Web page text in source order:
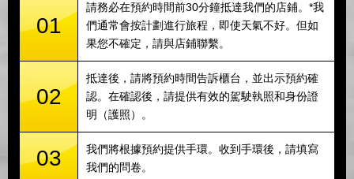
01
請務必在預約時間前30分鐘抵達我們的店鋪。*我
們通常會按計劃進行旅程，即使天氣不好。但如
果您不確定，請與店鋪聯繫。
02
抵達後，請將預約時間告訴櫃台，並出示預約確
認。在確認後，請提供有效的駕駛執照和身份證
明（護照）。
03
我們將根據預約提供手環。收到手環後，請填寫
我們的問卷。